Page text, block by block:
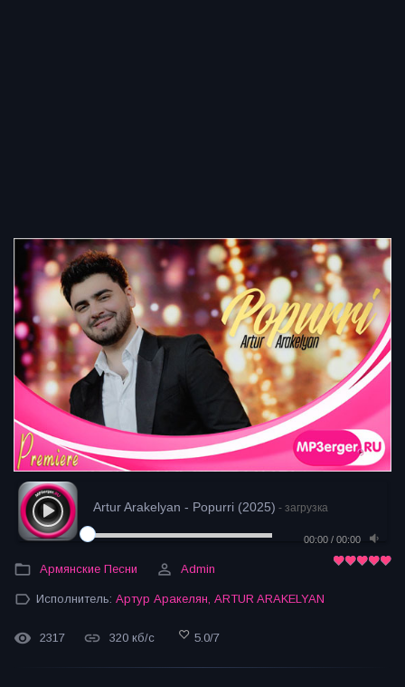
Artur Arakelyan - Popurri (2025) - загрузка
00:00 / 00:00
Армянские Песни Admin
Исполнитель: Артур Аракелян ARTUR ARAKELYAN
2317 320 кб/с 5.0/7